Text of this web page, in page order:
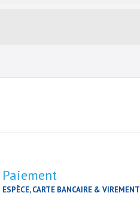
Paiement
ESPÈCE, CARTE BANCAIRE & VIREMENT